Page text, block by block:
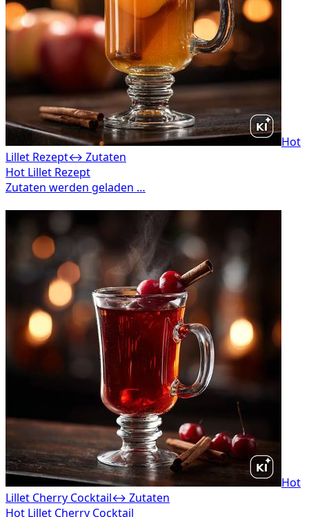
Hot
Lillet Rezept↔ Zutaten
Hot
Lillet Cherry Cocktail↔ Zutaten